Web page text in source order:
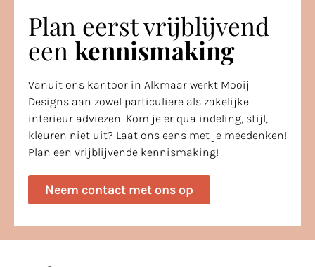
Plan eerst vrijblijvend
een kennismaking
Vanuit ons kantoor in Alkmaar werkt Mooij
Designs aan zowel particuliere als zakelijke
interieur adviezen. Kom je er qua indeling, stijl,
kleuren niet uit? Laat ons eens met je meedenken!
Plan een vrijblijvende kennismaking!
Neem contact met ons op